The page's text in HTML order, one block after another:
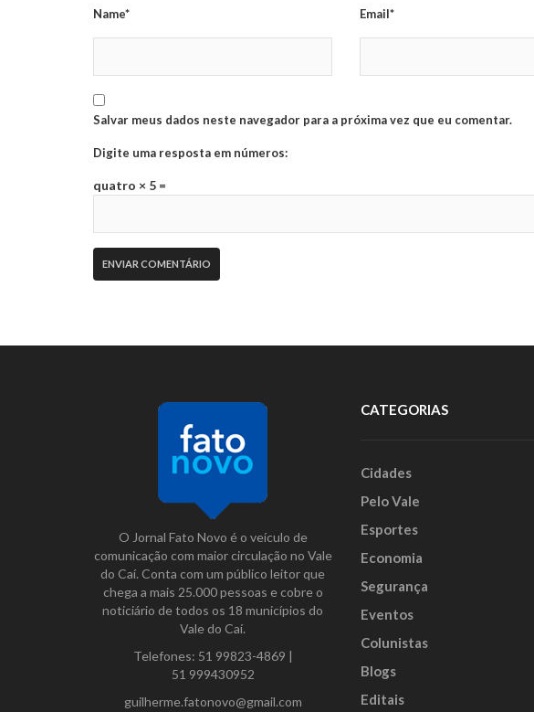
Name* Email*
Salvar meus dados neste navegador para a próxima vez que eu comentar.
Digite uma resposta em números:
quatro × 5 =
O Jornal Fato Novo é o veículo de
comunicação com maior circulação no Vale
do Caí. Conta com um público leitor que
chega a mais 25.000 pessoas e cobre o
noticiário de todos os 18 municípios do
Vale do Caí.
Telefones: 51 99823-4869 |
51 999430952
guilherme.fatonovo@gmail.com
CATEGORIAS
Cidades
Pelo Vale
Esportes
Economia
Segurança
Eventos
Colunistas
Blogs
Editais